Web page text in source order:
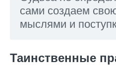
сами создаем
мыслями и
Таинственные